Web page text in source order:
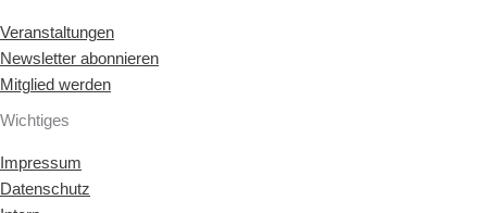
Veranstaltungen
Newsletter abonnieren
Mitglied werden
Wichtiges
Impressum
Datenschutz